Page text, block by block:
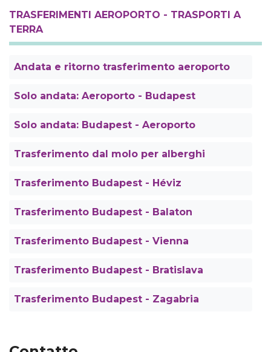
TRASFERIMENTI AEROPORTO - TRASPORTI A
TERRA
Andata e ritorno trasferimento aeroporto
Solo andata: Aeroporto - Budapest
Solo andata: Budapest - Aeroporto
Trasferimento dal molo per alberghi
Trasferimento Budapest - Héviz
Trasferimento Budapest - Balaton
Trasferimento Budapest - Vienna
Trasferimento Budapest - Bratislava
Trasferimento Budapest - Zagabria